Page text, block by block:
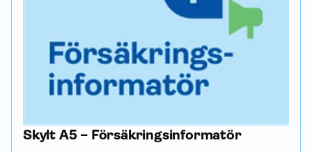
Skylt A5 – Försäkrings­informatör